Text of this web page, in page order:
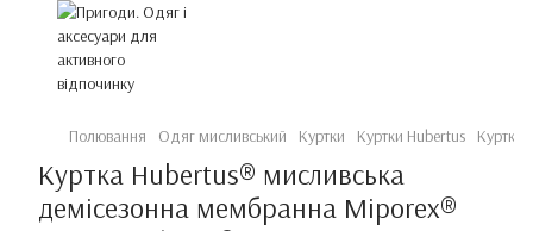
Полювання Одяг мисливський Куртки Куртки Hubertus Куртка
Куртка Hubertus® мисливська
демісезонна мембранна Miporex®